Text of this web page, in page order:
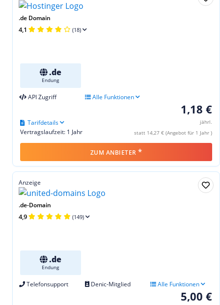
.de Domain
4,1 (18)
.de
Endung
API Zugriff Alle Funktionen
1,18 €
jährl.
statt 14,27 € (Angebot für 1 Jahr )
Vertragslaufzeit: 1 Jahr
Tarifdetails
ZUM ANBIETER *
Anzeige
.de-Domain
4,9 (149)
.de
Endung
Telefonsupport Denic-Mitglied Alle Funktionen
5,00 €